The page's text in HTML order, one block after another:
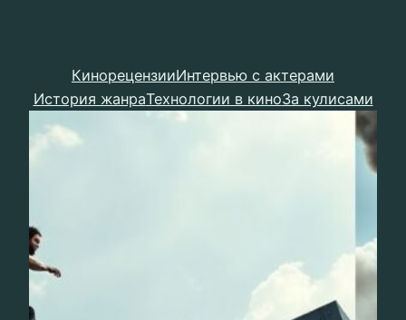
КинорецензииИнтервью с актерами
История жанраТехнологии в киноЗа кулисами